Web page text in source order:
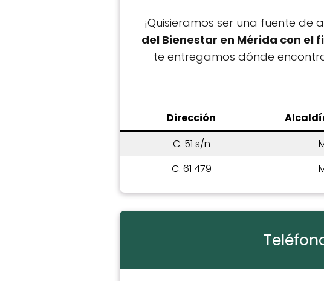
¡Quisieramos ser una fuente de
del Bienestar en Mérida con el
te entregamos dónde
Dirección
C. 51 s/n
C. 61 479